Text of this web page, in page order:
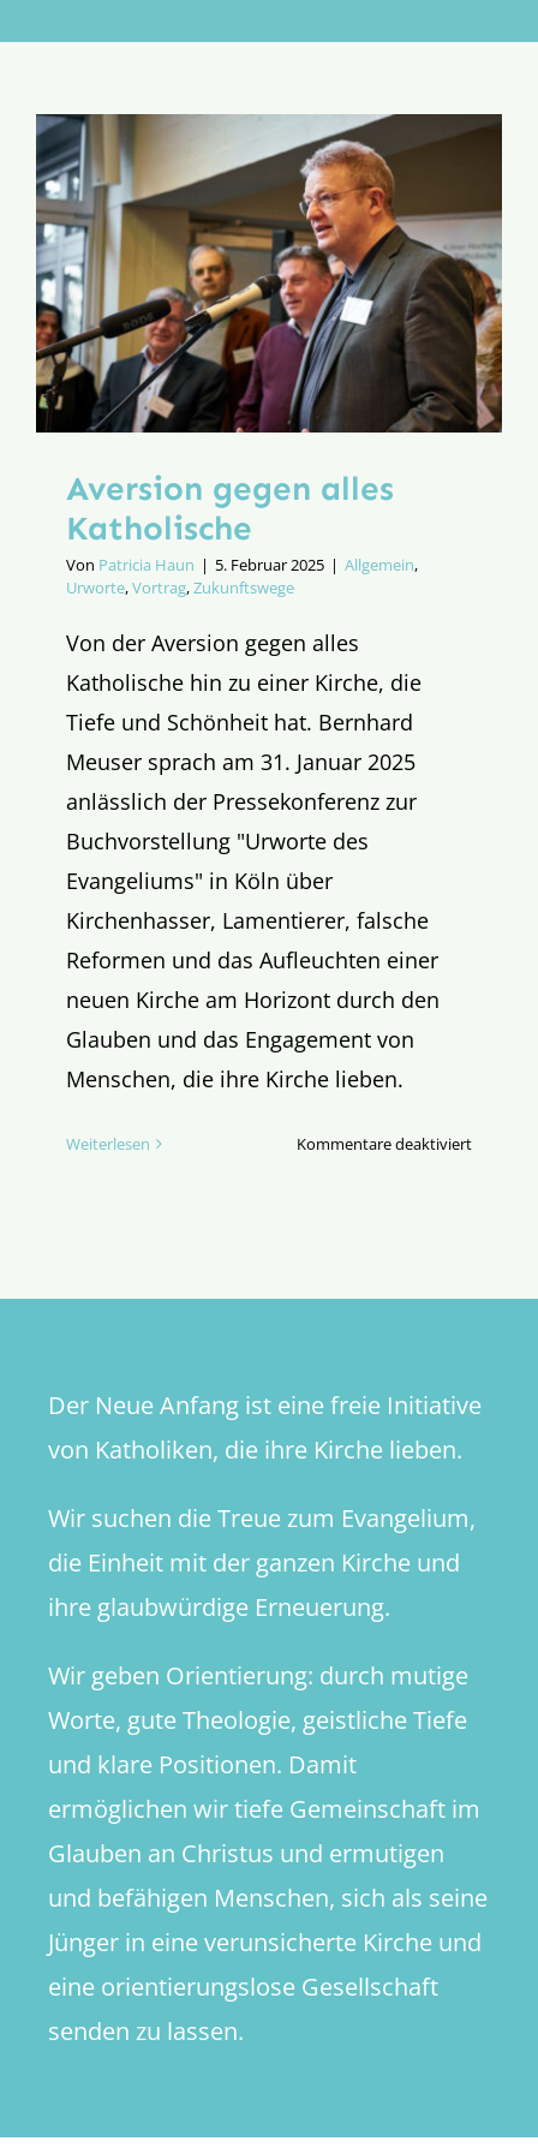
Aktion
Aversion gegen alles
Katholische
Von Patricia Haun | 5. Februar 2025 | Allgemein,
Urworte,Vortrag,Zukunftswege
Von der Aversion gegen alles
Katholische hin zu einer Kirche, die
Tiefe und Schönheit hat. Bernhard
Meuser sprach am 31. Januar 2025
anlässlich der Pressekonferenz zur
Buchvorstellung "Urworte des
Evangeliums" in Köln über
Kirchenhasser, Lamentierer, falsche
Reformen und das Aufleuchten einer
neuen Kirche am Horizont durch den
Glauben und das Engagement von
Menschen, die ihre Kirche lieben.
Weiterlesen Kommentare deaktiviertfür
Der Neue Anfang ist eine freie Initiative
von Katholiken, die ihre Kirche lieben.
Wir suchen die Treue zum Evangelium,
die Einheit mit der ganzen Kirche und
ihre glaubwürdige Erneuerung.
Wir geben Orientierung: durch mutige
Worte, gute Theologie, geistliche Tiefe
und klare Positionen. Damit
ermöglichen wir tiefe Gemeinschaft im
Glauben an Christus und ermutigen
und befähigen Menschen, sich als seine
Jünger in eine verunsicherte Kirche und
eine orientierungslose Gesellschaft
senden zu lassen.